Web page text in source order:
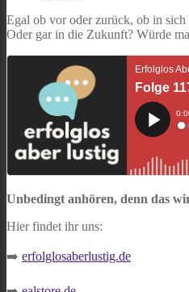
Egal ob vor oder zurück, ob in sich
Oder gar in die Zukunft? Würde
Unbedingt anhören, denn das
Hier findet ihr uns:
➡️ erfolglosaberlustig.de